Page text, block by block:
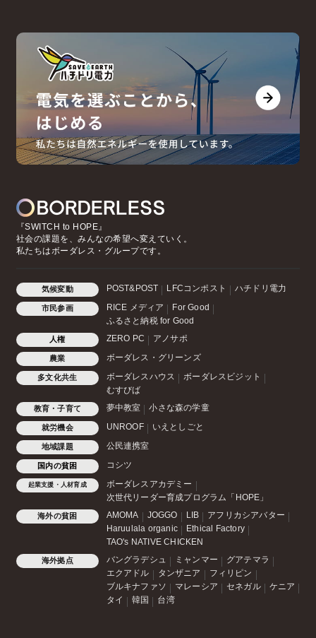
『SWITCH to HOPE』
社会の課題を、みんなの希望へ変えていく。
私たちはボーダレス・グループです。
気候変動 POST&POST LFCコンポスト ハチドリ電力
市民参画 RICE メディア
For Good
ふるさと納税 for Good
人権 ZERO PC アノサポ
農業 ボーダレス・グリーンズ
多文化共生 ボーダレスハウス
ボーダレスビジット
むすびば
教育・子育て 夢中教室 小さな森の学童
就労機会 UNROOF いえとしごと
地域課題 公民連携室
国内の貧困 コシツ
起業支援・人材育成
ボーダレスアカデミー
次世代リーダー育成プログラム「HOPE」
海外の貧困 AMOMA JOGGO LIB
アフリカシアバター
Haruulala organic
Ethical Factory
TAO's NATIVE CHICKEN
海外拠点 バングラデシュ ミャンマー
グアテマラ
エクアドル
タンザニア
フィリピン
ブルキナファソ
マレーシア セネガル
ケニア
タイ
韓国 台湾